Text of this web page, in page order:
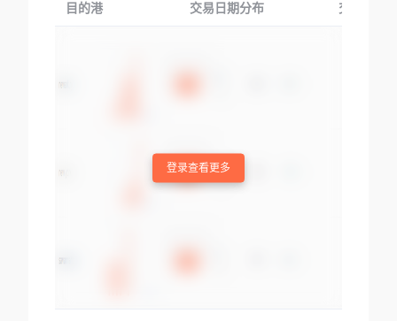
目的港 交易日期分布 交易产品
登录查看更多